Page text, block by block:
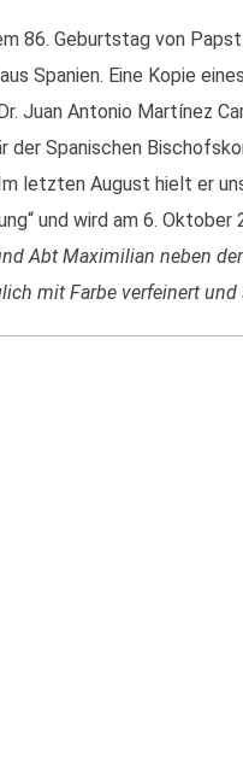
86. Geburtstag von
Spanien. Eine Kopie
Juan Antonio Martínez
der Spanischen
letzten August hielt er
und wird am 6.
Abt Maximilian neben
mit Farbe verfeinert